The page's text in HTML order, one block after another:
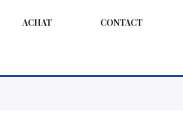
ACHAT CONTACT